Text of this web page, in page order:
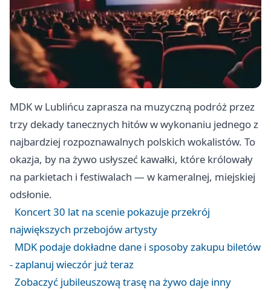
MDK w Lublińcu zaprasza na muzyczną podróż przez
trzy dekady tanecznych hitów w wykonaniu jednego z
najbardziej rozpoznawalnych polskich wokalistów. To
okazja, by na żywo usłyszeć kawałki, które królowały
na parkietach i festiwalach — w kameralnej, miejskiej
odsłonie.
Koncert 30 lat na scenie pokazuje przekrój
największych przebojów artysty
MDK podaje dokładne dane i sposoby zakupu biletów
- zaplanuj wieczór już teraz
Zobaczyć jubileuszową trasę na żywo daje inny